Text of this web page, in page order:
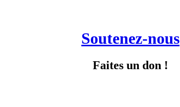
Soutenez-nous
Faites un don !